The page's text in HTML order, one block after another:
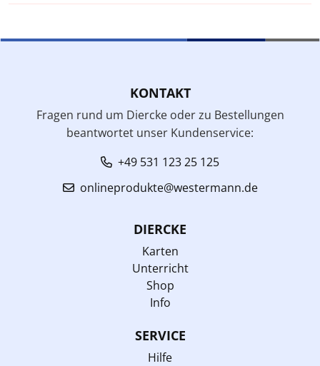
KONTAKT
Fragen rund um Diercke oder zu Bestellungen
beantwortet unser Kundenservice:
+49 531 123 25 125
onlineprodukte@westermann.de
DIERCKE
Karten
Unterricht
Shop
Info
SERVICE
Hilfe